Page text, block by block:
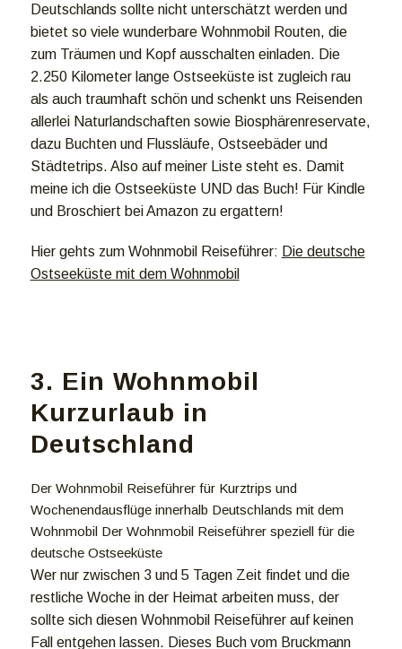
Deutschlands sollte nicht unterschätzt werden und
bietet so viele wunderbare Wohnmobil Routen, die
zum Träumen und Kopf ausschalten einladen. Die
2.250 Kilometer lange Ostseeküste ist zugleich rau
als auch traumhaft schön und schenkt uns Reisenden
allerlei Naturlandschaften sowie Biosphärenreservate,
dazu Buchten und Flussläufe, Ostseebäder und
Städtetrips. Also auf meiner Liste steht es. Damit
meine ich die Ostseeküste UND das Buch! Für Kindle
und Broschiert bei Amazon zu ergattern!
Hier gehts zum Wohnmobil Reiseführer: Die deutsche
Ostseeküste mit dem Wohnmobil
3. Ein Wohnmobil
Kurzurlaub in
Deutschland
Der Wohnmobil Reiseführer für Kurztrips und
Wochenendausflüge innerhalb Deutschlands mit dem
Wohnmobil Der Wohnmobil Reiseführer speziell für die
deutsche Ostseeküste
Wer nur zwischen 3 und 5 Tagen Zeit findet und die
restliche Woche in der Heimat arbeiten muss, der
sollte sich diesen Wohnmobil Reiseführer auf keinen
Fall entgehen lassen. Dieses Buch vom Bruckmann